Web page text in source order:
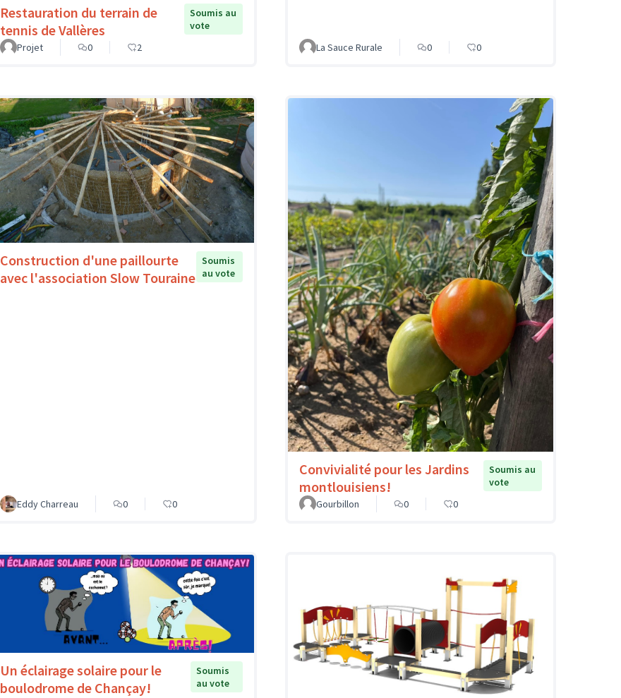
Restauration du terrain de
tennis de Vallères
Soumis au
vote
Projet
0 2 La Sauce Rurale 0 0
Construction d'une paillourte
avec l'association Slow Touraine
Soumis
au vote
Eddy Charreau 0 0
Convivialité pour les Jardins
montlouisiens!
Soumis au
vote
Gourbillon
0 0
Un éclairage solaire pour le
boulodrome de Chançay!
Soumis
au vote